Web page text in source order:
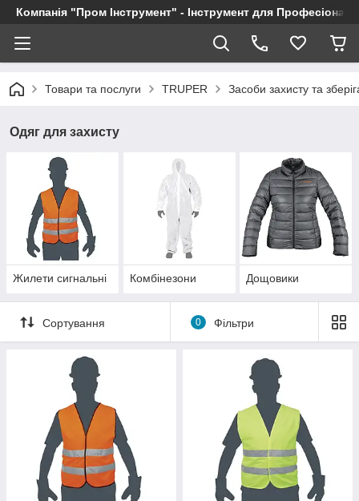
Компанія "Пром Інструмент" - Інструмент для
Товари та послуги TRUPER Засоби захисту та
Одяг для захисту
Жилети сигнальні Комбінезони Дощовики
Сортування 0 Фільтри